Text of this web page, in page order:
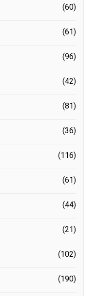
(60)
(61)
(96)
(42)
(81)
(36)
(116)
(61)
(44)
(21)
(102)
(190)